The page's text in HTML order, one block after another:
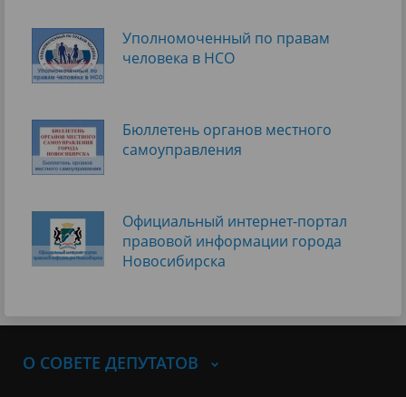
Уполномоченный по правам
человека в НСО
Бюллетень органов местного
самоуправления
Официальный интернет-портал
правовой информации города
Новосибирска
О СОВЕТЕ ДЕПУТАТОВ